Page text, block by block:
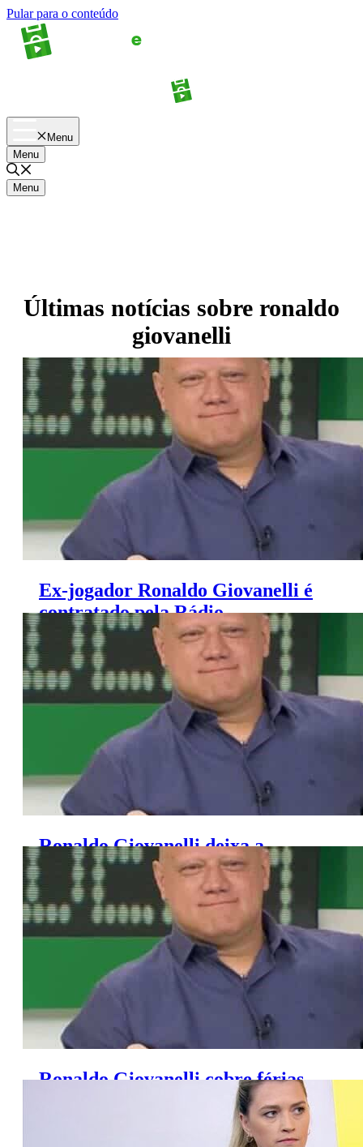
Pular para o conteúdo
Menu
Menu
Menu
Últimas notícias sobre ronaldo
giovanelli
Ex-jogador Ronaldo Giovanelli é
contratado pela Rádio
Bandeirantes
Ronaldo Giovanelli deixa a
Transamérica FM
Ronaldo Giovanelli cobre férias
de Denilson no ‘Jogo Aberto’